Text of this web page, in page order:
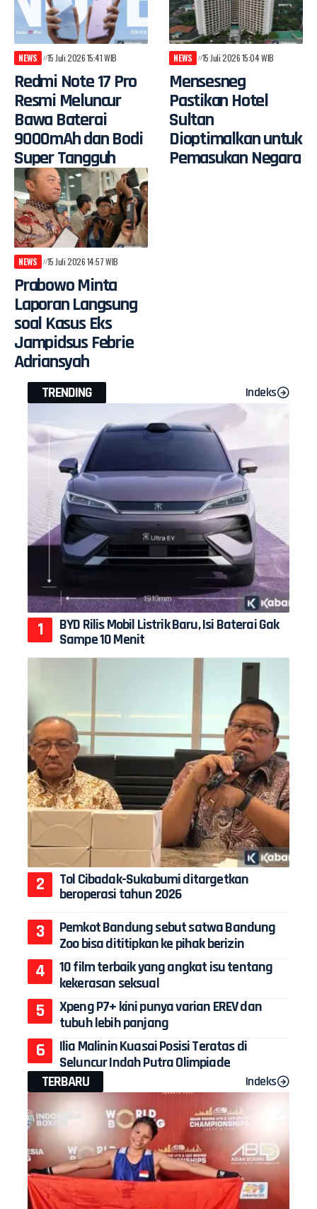
NEWS 15 Juli 2026 15:41 WIB
Redmi Note 17 Pro
Resmi Meluncur
Bawa Baterai
9000mAh dan Bodi
Super Tangguh
NEWS 15 Juli 2026 15:04 WIB
Mensesneg
Pastikan Hotel
Sultan
Dioptimalkan untuk
Pemasukan Negara
NEWS 15 Juli 2026 14:57 WIB
Prabowo Minta
Laporan Langsung
soal Kasus Eks
Jampidsus Febrie
Adriansyah
TRENDING Indeks
BYD Rilis Mobil Listrik Baru, Isi Baterai Gak
Sampe 10 Menit
Tol Cibadak-Sukabumi ditargetkan
beroperasi tahun 2026
Pemkot Bandung sebut satwa Bandung
Zoo bisa dititipkan ke pihak berizin
10 film terbaik yang angkat isu tentang
kekerasan seksual
Xpeng P7+ kini punya varian EREV dan
tubuh lebih panjang
Ilia Malinin Kuasai Posisi Teratas di
Seluncur Indah Putra Olimpiade
TERBARU
Indeks